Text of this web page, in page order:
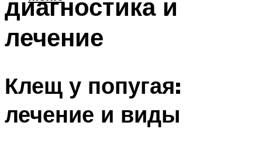
диагностика и
лечение
Клещ у попугая:
лечение и виды